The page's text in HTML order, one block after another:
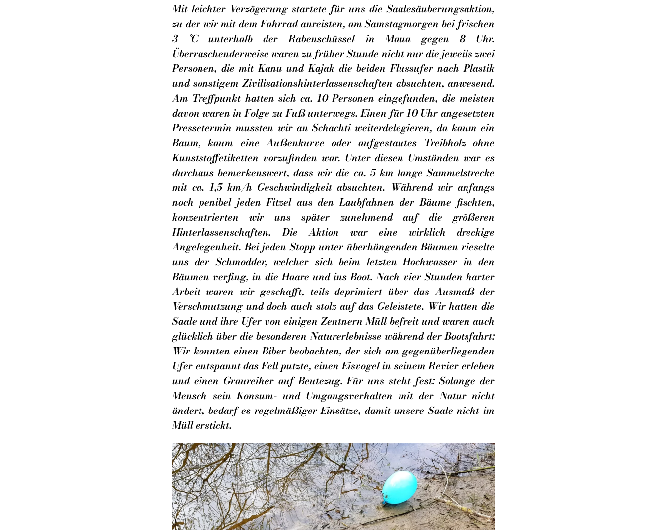
Mit leichter Verzögerung startete für uns die Saalesäuberungsaktion,
zu der wir mit dem Fahrrad anreisten, am Samstagmorgen bei frischen
3 °C unterhalb der Rabenschüssel in Maua gegen 8 Uhr.
Überraschenderweise waren zu früher Stunde nicht nur die jeweils zwei
Personen, die mit Kanu und Kajak die beiden Flussufer nach Plastik
und sonstigem Zivilisationshinterlassenschaften absuchten, anwesend.
Am Treffpunkt hatten sich ca. 10 Personen eingefunden, die meisten
davon waren in Folge zu Fuß unterwegs. Einen für 10 Uhr angesetzten
Pressetermin mussten wir an Schachti weiterdelegieren, da kaum ein
Baum, kaum eine Außenkurve oder aufgestautes Treibholz ohne
Kunststoffetiketten vorzufinden war. Unter diesen Umständen war es
durchaus bemerkenswert, dass wir die ca. 5 km lange Sammelstrecke
mit ca. 1,5 km/h Geschwindigkeit absuchten. Während wir anfangs
noch penibel jeden Fitzel aus den Laubfahnen der Bäume fischten,
konzentrierten wir uns später zunehmend auf die größeren
Hinterlassenschaften. Die Aktion war eine wirklich dreckige
Angelegenheit. Bei jeden Stopp unter überhängenden Bäumen rieselte
uns der Schmodder, welcher sich beim letzten Hochwasser in den
Bäumen verfing, in die Haare und ins Boot. Nach vier Stunden harter
Arbeit waren wir geschafft, teils deprimiert über das Ausmaß der
Verschmutzung und doch auch stolz auf das Geleistete. Wir hatten die
Saale und ihre Ufer von einigen Zentnern Müll befreit und waren auch
glücklich über die besonderen Naturerlebnisse während der Bootsfahrt:
Wir konnten einen Biber beobachten, der sich am gegenüberliegenden
Ufer entspannt das Fell putzte, einen Eisvogel in seinem Revier erleben
und einen Graureiher auf Beutezug. Für uns steht fest: Solange der
Mensch sein Konsum- und Umgangsverhalten mit der Natur nicht
ändert, bedarf es regelmäßiger Einsätze, damit unsere Saale nicht im
Müll erstickt.